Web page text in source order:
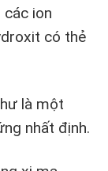
ion
có thẻ
là một
nhất định.